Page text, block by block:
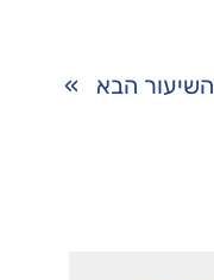
השיעור הבא »